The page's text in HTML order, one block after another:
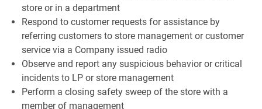
store or in a department
Respond to customer requests for assistance by
referring customers to store management or customer
service via a Company issued radio
Observe and report any suspicious behavior or critical
incidents to LP or store management
Perform a closing safety sweep of the store with a
member of management